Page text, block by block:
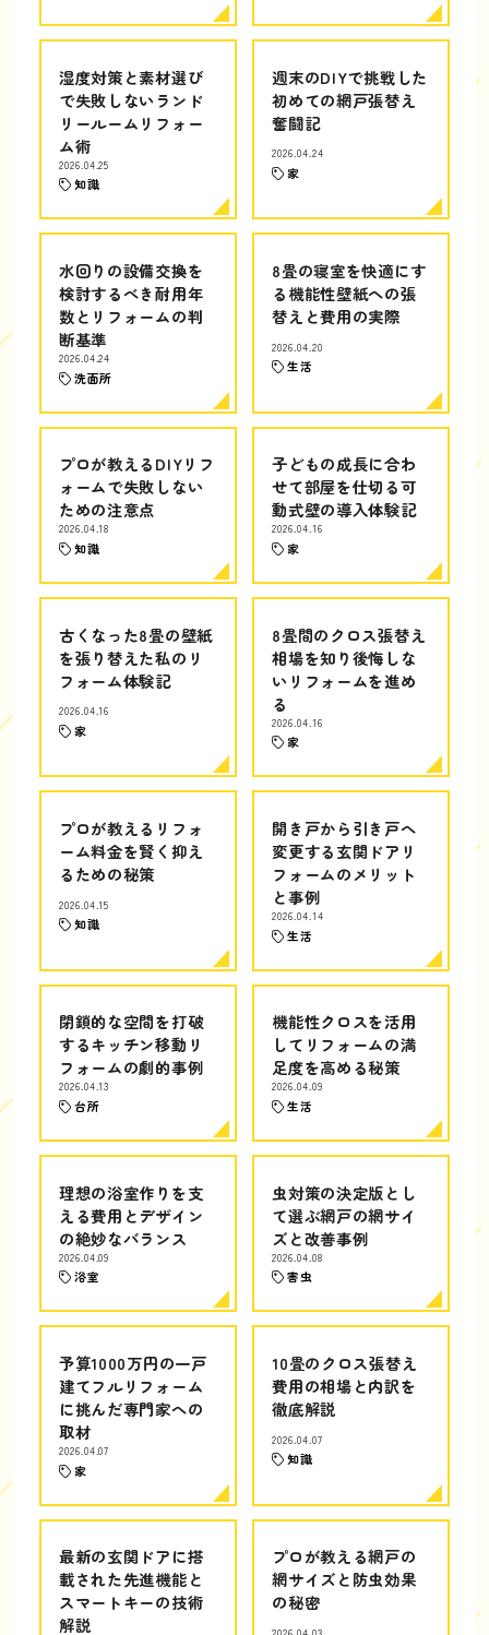
湿度対策と素材選び
で失敗しないランド
リールームリフォー
ム術
2026.04.25
知識
週末のDIYで挑戦した
初めての網戸張替え
奮闘記
2026.04.24
家
水回りの設備交換を
検討するべき耐用年
数とリフォームの判
断基準
2026.04.24
洗面所
8畳の寝室を快適にす
る機能性壁紙への張
替えと費用の実際
2026.04.20
生活
プロが教えるDIYリフ
ォームで失敗しない
ための注意点
2026.04.18
知識
子どもの成長に合わ
せて部屋を仕切る可
動式壁の導入体験記
2026.04.16
家
古くなった8畳の壁紙
を張り替えた私のリ
フォーム体験記
2026.04.16
家
8畳間のクロス張替え
相場を知り後悔しな
いリフォームを進め
る
2026.04.16
家
プロが教えるリフォ
ーム料金を賢く抑え
るための秘策
2026.04.15
知識
開き戸から引き戸へ
変更する玄関ドアリ
フォームのメリット
と事例
2026.04.14
生活
閉鎖的な空間を打破
するキッチン移動リ
フォームの劇的事例
2026.04.13
台所
機能性クロスを活用
してリフォームの満
足度を高める秘策
2026.04.09
生活
理想の浴室作りを支
える費用とデザイン
の絶妙なバランス
2026.04.09
浴室
虫対策の決定版とし
て選ぶ網戸の網サイ
ズと改善事例
2026.04.08
害虫
予算1000万円の一戸
建てフルリフォーム
に挑んだ専門家への
取材
2026.04.07
家
10畳のクロス張替え
費用の相場と内訳を
徹底解説
2026.04.07
知識
最新の玄関ドアに搭
載された先進機能と
スマートキーの技術
解説
プロが教える網戸の
網サイズと防虫効果
の秘密